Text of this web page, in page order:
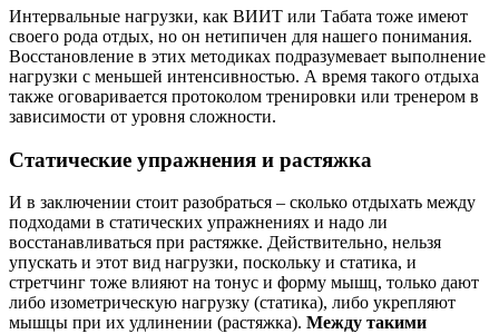
Интервальные нагрузки, как ВИИТ или Табата тоже имеют
своего рода отдых, но он нетипичен для нашего понимания.
Восстановление в этих методиках подразумевает выполнение
нагрузки с меньшей интенсивностью. А время такого отдыха
также оговаривается протоколом тренировки или тренером в
зависимости от уровня сложности.
Статические упражнения и растяжка
И в заключении стоит разобраться – сколько отдыхать между
подходами в статических упражнениях и надо ли
восстанавливаться при растяжке. Действительно, нельзя
упускать и этот вид нагрузки, поскольку и статика, и
стретчинг тоже влияют на тонус и форму мышц, только дают
либо изометрическую нагрузку (статика), либо укрепляют
мышцы при их удлинении (растяжка). Между такими